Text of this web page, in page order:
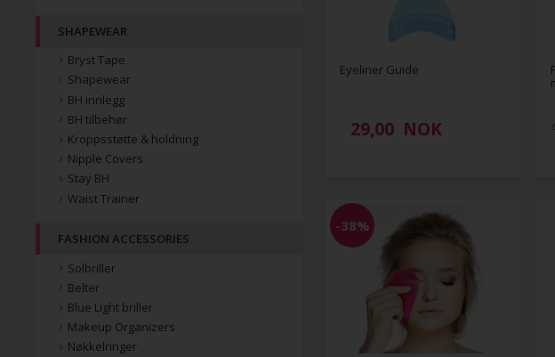
Eyeliner Guide
29,00 NOK
-38%
SHAPEWEAR
Bryst Tape
Shapewear
BH innlegg
BH tilbehør
Kroppsstøtte & holdning
Nipple Covers
Stay BH
Waist Trainer
FASHION ACCESSORIES
Solbriller
Belter
Blue Light briller
Makeup Organizers
Nøkkelringer